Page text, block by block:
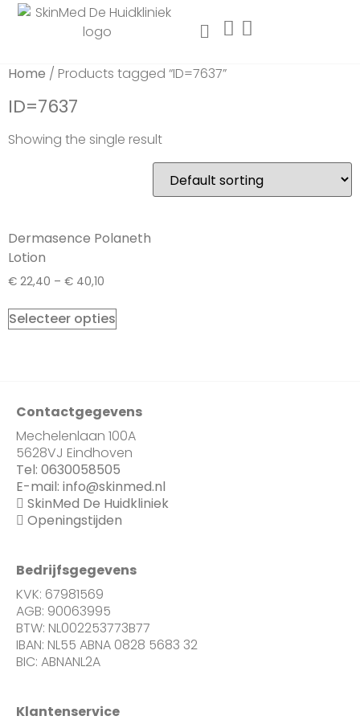
Home / Products tagged “ID=7637”
ID=7637
Showing the single result
Dermasence Polaneth
Lotion
€ 22,40 – € 40,10
Selecteer opties
Contactgegevens
Mechelenlaan 100A
5628VJ Eindhoven
Tel: 0630058505
E-mail: info@skinmed.nl
SkinMed De Huidkliniek
Openingstijden
Bedrijfsgegevens
KVK: 67981569
AGB: 90063995
BTW: NL002253773B77
IBAN: NL55 ABNA 0828 5683 32
BIC: ABNANL2A
Klantenservice